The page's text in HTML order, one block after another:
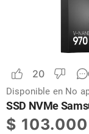
20
Disponible en No
SSD NVMe
$ 103.000